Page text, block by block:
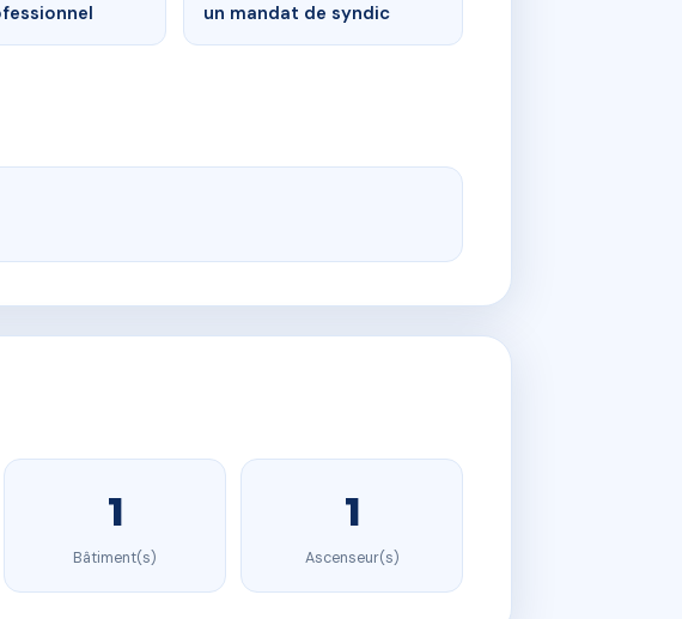
un mandat de syndic
1
Bâtiment(s)
1
Ascenseur(s)